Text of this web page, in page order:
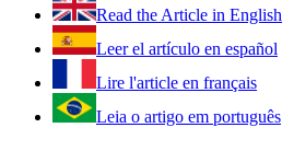
Read the Article in English
Leer el artículo en español
Lire l'article en français
Leia o artigo em português